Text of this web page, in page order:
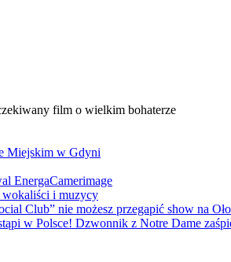
film o wielkim bohaterze
Miejskim w Gdyni
EnergaCamerimage
wokaliści i muzycy
Club” nie możesz przegapić show na
w Polsce! Dzwonnik z Notre Dame